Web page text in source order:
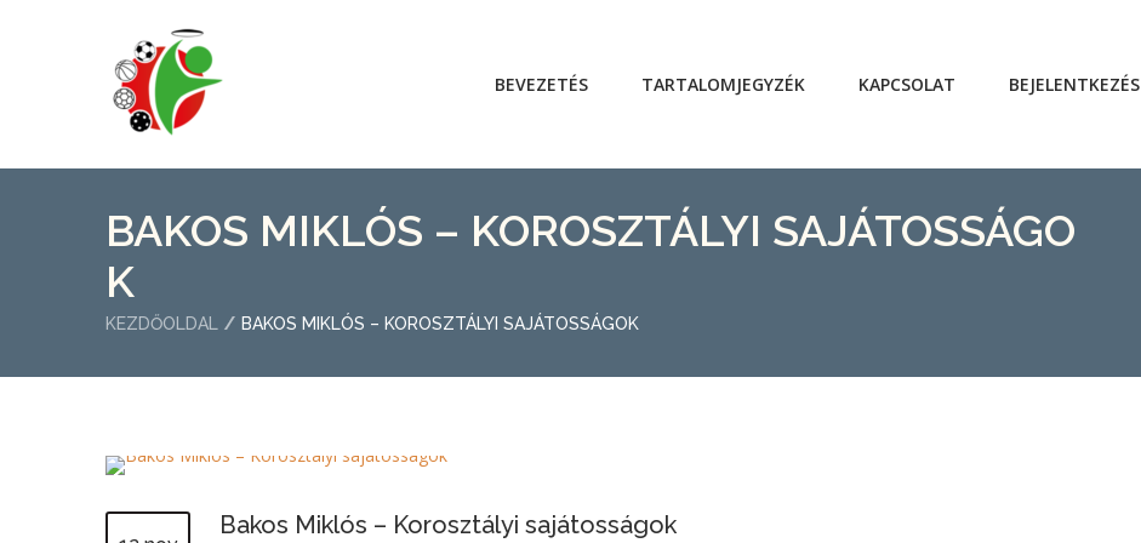
BEVEZETÉS TARTALOMJEGYZÉK KAPCSOLAT BEJELENTKEZÉS
BAKOS MIKLÓS – KOROSZTÁLYI SAJÁTOSSÁGO
K
KEZDŐOLDAL BAKOS MIKLÓS – KOROSZTÁLYI SAJÁTOSSÁGOK
Bakos Miklós – Korosztályi sajátosságok